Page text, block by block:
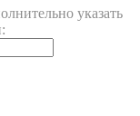
указать